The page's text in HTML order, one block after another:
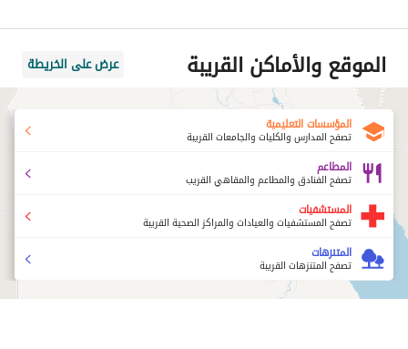
الموقع والأماكن القريبة عرض على الخريطة
المؤسسات التعليمية
تصفح المدارس والكليات والجامعات القريبة
المطاعم
تصفح الفنادق والمطاعم والمقاهي القريب
المستشفيات
تصفح المستشفيات والعيادات والمراكز الصحية القريبة
المتنزهات
تصفح المتنزهات القريبة